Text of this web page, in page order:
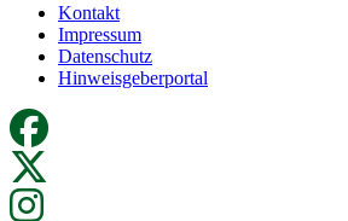
Kontakt
Impressum
Datenschutz
Hinweisgeberportal